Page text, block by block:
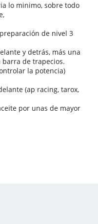
lo minimo, sobre todo
de nivel 3
y detrás, más una
de trapecios.
la potencia)
(ap racing, tarox,
por unas de mayor